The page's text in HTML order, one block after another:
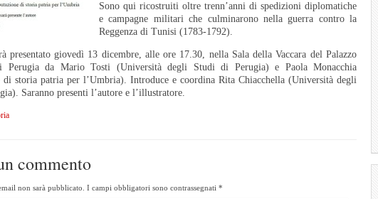
Sono qui ricostruiti oltre trenn’anni di spedizioni diplomatiche
e campagne militari che culminarono nella guerra contro la
Reggenza di Tunisi (1783-1792).
presentato giovedì 13 dicembre, alle ore 17.30, nella Sala della Vaccara del Palazzo
da Mario Tosti (Università degli Studi di Perugia) e Paola Monacchia
di storia patria per l’Umbria). Introduce e coordina Rita Chiacchella (Università degli
Saranno presenti l’autore e l’illustratore.
commento
non sarà pubblicato. I campi obbligatori sono contrassegnati *